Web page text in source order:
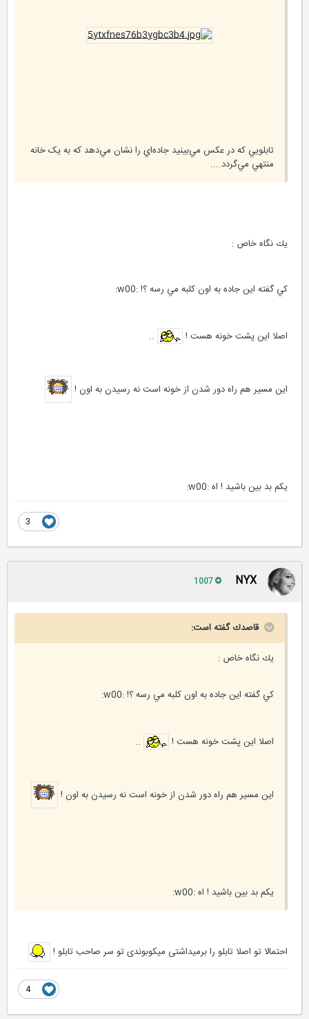
تابلويي که در عکس مي‌بينيد جاده‌اي را نشان مي‌دهد که به يک خانه
منتهي مي‌گردد....
يك نگاه خاص :
كي گفته اين جاده به اون كلبه مي رسه ؟! :w00:
اصلا اين پشت خونه هست ! ..
اين مسير هم راه دور شدن از خونه است نه رسيدن به اون !
يكم بد بين باشيد ! اه :w00:
NYX
قاصدك گفته است:
يك نگاه خاص :
كي گفته اين جاده به اون كلبه مي رسه ؟! :w00:
اصلا اين پشت خونه هست ! ..
اين مسير هم راه دور شدن از خونه است نه رسيدن به اون !
يكم بد بين باشيد ! اه :w00:
احتمالا تو اصلا تابلو را برمیداشتی میکوبوندی تو سر صاحب تابلو !